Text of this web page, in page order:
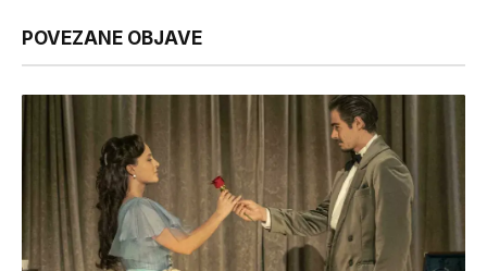
POVEZANE OBJAVE